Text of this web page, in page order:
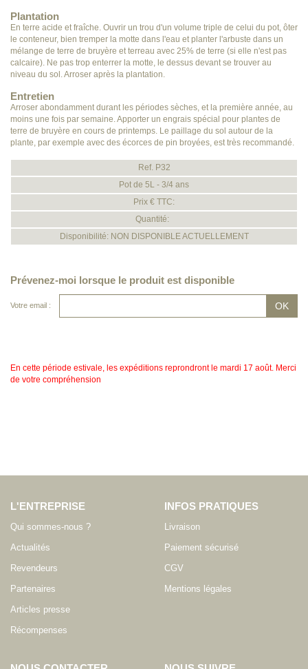
Plantation
En terre acide et fraîche. Ouvrir un trou d'un volume triple de celui du pot, ôter
le conteneur, bien tremper la motte dans l'eau et planter l'arbuste dans un
mélange de terre de bruyère et terreau avec 25% de terre (si elle n'est pas
calcaire). Ne pas trop enterrer la motte, le dessus devant se trouver au
niveau du sol. Arroser après la plantation.
Entretien
Arroser abondamment durant les périodes sèches, et la première année, au
moins une fois par semaine. Apporter un engrais spécial pour plantes de
terre de bruyère en cours de printemps. Le paillage du sol autour de la
plante, par exemple avec des écorces de pin broyées, est très recommandé.
Ref. P32
Pot de 5L - 3/4 ans
Prix € TTC:
Quantité:
Disponibilité: NON DISPONIBLE ACTUELLEMENT
Prévenez-moi lorsque le produit est disponible
Votre email :
En cette période estivale, les expéditions reprondront le mardi 17 août. Merci
de votre compréhension
L'ENTREPRISE
Qui sommes-nous ?
Actualités
Revendeurs
Partenaires
Articles presse
Récompenses
INFOS PRATIQUES
Livraison
Paiement sécurisé
CGV
Mentions légales